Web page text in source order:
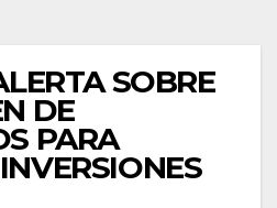
SOBRE
DE
PARA